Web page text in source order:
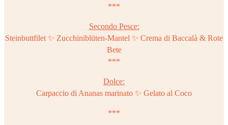
***
Secondo Pesce:
Steinbuttfilet ✨ Zucchiniblüten-Mantel ✨ Crema di Baccalà & Rote
Bete
***
Dolce:
Carpaccio di Ananas marinato ✨ Gelato al Coco
***